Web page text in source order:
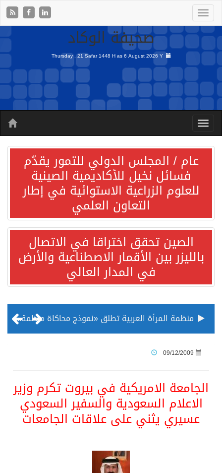
صحيفة الوكاد
Thursday , 21 Safar 1448 H as6 August 2026 Y
عام / المجلس الدولي للتمور يقدّم
فسائل نخيل للأكاديمية الصينية
للعلوم الزراعية الاستوائية في إطار
التعاون العلمي
الصين تحقق اختراقا في الاتصال
بالليزر بين الأقمار الاصطناعية والأرض
في المدار العالي
منظمة المرأة العربية تطلق «نموذج محاكاة منظمة المرأة العربية للشباب» بمشاركة 10 دول عربية..غدًا
الأونكتاد»: السعودية تصعد للمرتبة الـ13 عالمياً في جذب الاستثمار الأجنبي في 2025 التدفقات قفزت 57.1 % إلى 33 مليار دولار مدفوعةً باستراتيجيات التنويع الاقتصادي
09/12/2009
الجامعة الامريكية في بيروت تكرم وزير
الاعلام السعودية والسفير السعودي
عسيري يثني على علاقات الجامعات